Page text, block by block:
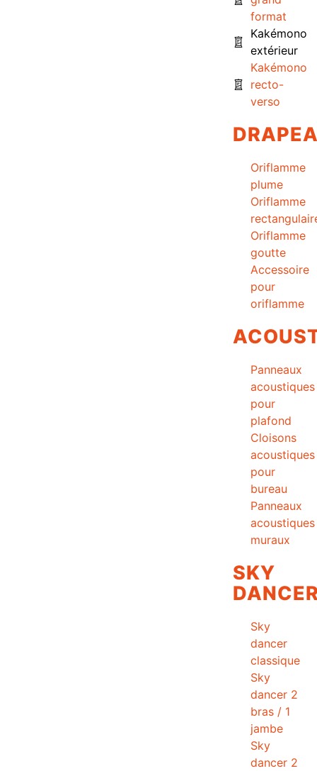
format
Kakémono
extérieur
Kakémono
recto-
verso
Oriflamme
plume
Oriflamme
Oriflamme
goutte
Accessoire
pour
oriflamme
Panneaux
acoustiques
pour
plafond
Cloisons
acoustiques
pour
bureau
Panneaux
acoustiques
muraux
SKY
Sky
dancer
classique
Sky
dancer 2
bras / 1
jambe
Sky
dancer 2